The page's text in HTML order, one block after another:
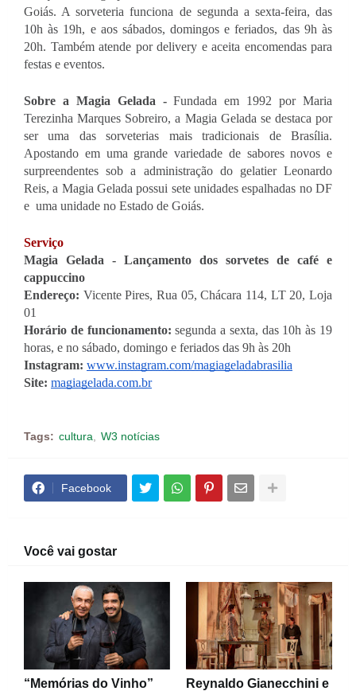
Goiás. A sorveteria funciona de segunda a sexta-feira, das
10h às 19h, e aos sábados, domingos e feriados, das 9h às
20h. Também atende por delivery e aceita encomendas para
festas e eventos.
Sobre a Magia Gelada - Fundada em 1992 por Maria
Terezinha Marques Sobreiro, a Magia Gelada se destaca por
ser uma das sorveterias mais tradicionais de Brasília.
Apostando em uma grande variedade de sabores novos e
surpreendentes sob a administração do gelatier Leonardo
Reis, a Magia Gelada possui sete unidades espalhadas no DF
e  uma unidade no Estado de Goiás.
Serviço
Magia Gelada - Lançamento dos sorvetes de café e
cappuccino
Endereço: Vicente Pires, Rua 05, Chácara 114, LT 20, Loja
01
Horário de funcionamento: segunda a sexta, das 10h às 19
horas, e no sábado, domingo e feriados das 9h às 20h
Instagram: www.instagram.com/magiageladabrasilia
Site: magiagelada.com.br
Tags: cultura W3 notícias
Facebook
Você vai gostar
“Memórias do Vinho”
Reynaldo Gianecchini e